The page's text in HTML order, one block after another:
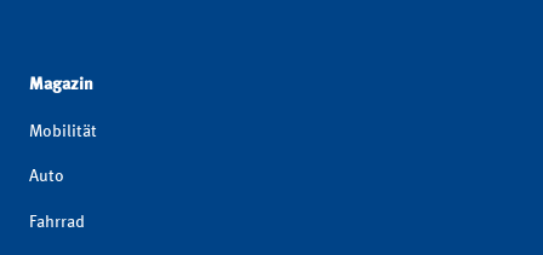
Magazin
Mobilität
Auto
Fahrrad